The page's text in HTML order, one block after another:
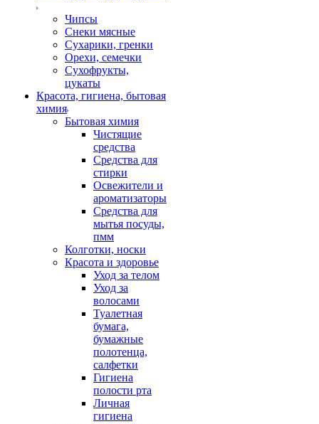
Чипсы
Снеки мясные
Сухарики, гренки
Орехи, семечки
Сухофрукты,
цукаты
Красота, гигиена, бытовая
химия
Бытовая химия
Чистящие
средства
Средства для
стирки
Освежители и
ароматизаторы
Средства для
мытья посуды,
пмм
Колготки, носки
Красота и здоровье
Уход за телом
Уход за
волосами
Туалетная
бумага,
бумажные
полотенца,
салфетки
Гигиена
полости рта
Личная
гигиена